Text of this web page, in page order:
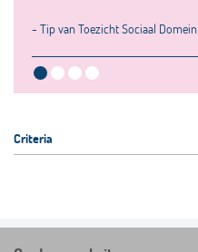
- Tip van Toezicht Sociaal Domein
Criteria